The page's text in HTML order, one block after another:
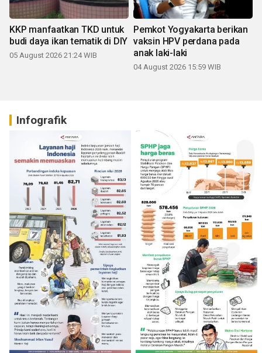
KKP manfaatkan TKD untuk
budi daya ikan tematik di DIY
05 August 2026 21:24 WIB
Pemkot Yogyakarta berikan
vaksin HPV perdana pada
anak laki-laki
04 August 2026 15:59 WIB
Infografik